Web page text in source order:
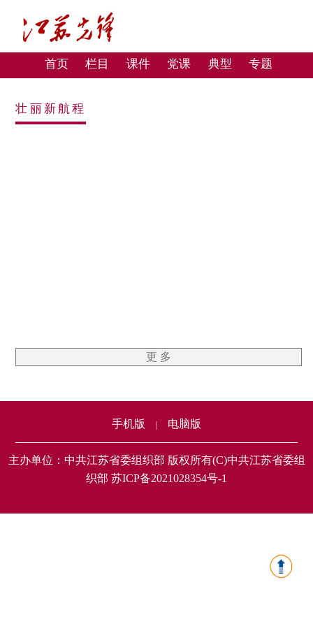
首页 栏目 课件 党课 典型 专题
壮丽新航程
更 多
手机版 电脑版
主办单位：中共江苏省委组织部 版权所有(C)中共江苏省委组
织部 苏ICP备2021028354号-1